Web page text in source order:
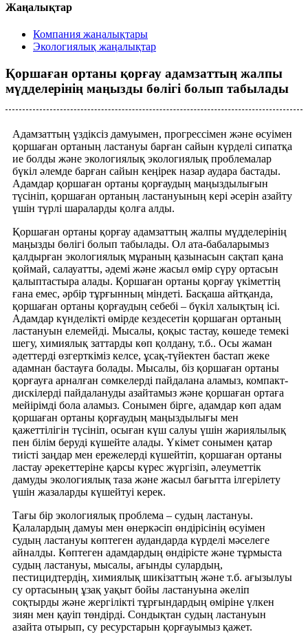
Жаңалықтар
Компания жаңалықтары
Экологиялық жаңалықтар
Қоршаған ортаны қорғау адамзаттың жалпы
мүдделерінің маңызды бөлігі болып табылады
Адамзаттың үздіксіз дамуымен, прогрессімен және өсуімен
қоршаған ортаның ластануы барған сайын күрделі сипатқа
ие болды және экологиялық экологиялық проблемалар
бүкіл әлемде барған сайын кеңірек назар аудара бастады.
Адамдар қоршаған ортаны қорғаудың маңыздылығын
түсініп, қоршаған ортаның ластануының кері әсерін азайту
үшін түрлі шараларды қолға алды.
Қоршаған ортаны қорғау адамзаттың жалпы мүдделерінің
маңызды бөлігі болып табылады. Ол ата-бабаларымыз
қалдырған экологиялық мұраның қазынасын сақтап қана
қоймай, салауатты, әдемі және жасыл өмір сүру ортасын
қалыптастыра алады. Қоршаған ортаны қорғау үкіметтің
ғана емес, әрбір тұрғынның міндеті. Басқаша айтқанда,
қоршаған ортаны қорғаудың себебі – бүкіл халықтың ісі.
Адамдар күнделікті өмірде кездесетін қоршаған ортаның
ластануын елемейді. Мысалы, қоқыс тастау, көшеде темекі
шегу, химиялық заттарды көп қолдану, т.б.. Осы жаман
әдеттерді өзгерткіміз келсе, ұсақ-түйектен бастап жеке
адамнан бастауға болады. Мысалы, біз қоршаған ортаны
қорғауға арналған сөмкелерді пайдалана аламыз, компакт-
дискілерді пайдалануды азайтамыз және қоршаған ортаға
мейірімді бола аламыз. Сонымен бірге, адамдар көп адам
қоршаған ортаны қорғаудың маңыздылығы мен
қажеттілігін түсініп, осыған күш салуы үшін жариялылық
пен білім беруді күшейте алады. Үкімет сонымен қатар
тиісті заңдар мен ережелерді күшейтіп, қоршаған ортаны
ластау әрекеттеріне қарсы күрес жүргізіп, әлеуметтік
дамуды экологиялық таза және жасыл бағытта ілгерілету
үшін жазаларды күшейтуі керек.
Тағы бір экологиялық проблема – судың ластануы.
Қалалардың дамуы мен өнеркәсіп өндірісінің өсуімен
судың ластануы көптеген аудандарда күрделі мәселеге
айналды. Көптеген адамдардың өндірісте және тұрмыста
судың ластануы, мысалы, ағынды сулардың,
пестицидтердің, химиялық шикізаттың және т.б. ағызылуы
су ортасының ұзақ уақыт бойы ластануына әкеліп
соқтырды және жергілікті тұрғындардың өміріне үлкен
зиян мен қауіп төндірді. Сондықтан судың ластануын
азайта отырып, су ресурстарын қорғауымыз қажет.